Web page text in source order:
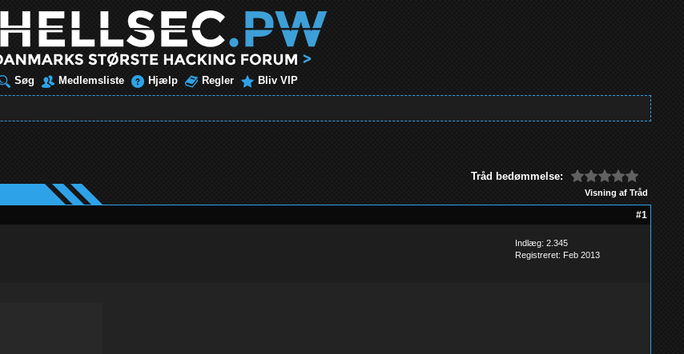
Søg Medlemsliste Hjælp Regler Bliv VIP
Tråd bedømmelse:
Visning af Tråd
#1
Indlæg: 2.345
Registreret: Feb 2013